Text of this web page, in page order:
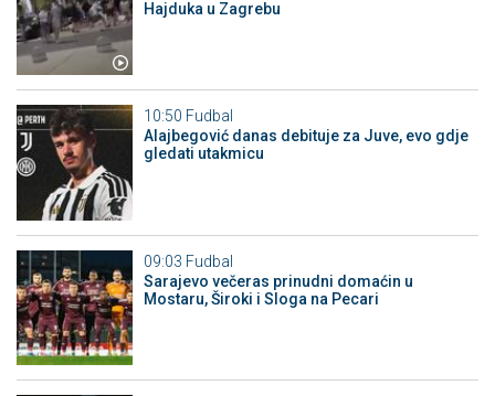
Hajduka u Zagrebu
10:50 Fudbal
Alajbegović danas debituje za Juve, evo gdje
gledati utakmicu
09:03 Fudbal
Sarajevo večeras prinudni domaćin u
Mostaru, Široki i Sloga na Pecari